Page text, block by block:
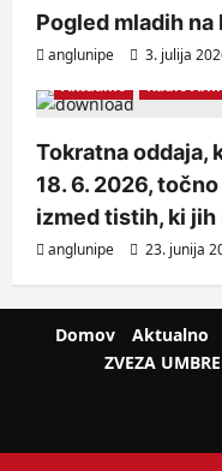
Pogled mladih
anglunipe 3. julija
Aktualno
Radio
Tokratna oddaja,
18. 6. 2026,
izmed tistih, ki
anglunipe 23. junija
Domov Aktualno
ZVEZA